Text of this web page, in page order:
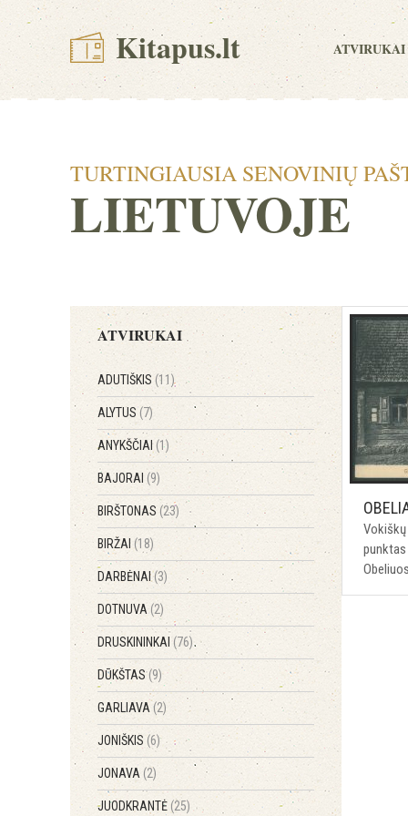
Kitapus.lt ATVIRUKAI
TURTINGIAUSIA SENOVINIŲ
LIETUVOJE
ATVIRUKAI
ADUTIŠKIS (11)
ALYTUS (7)
ANYKŠČIAI(1)
BAJORAI (9)
BIRŠTONAS (23)
BIRŽAI (18)
DARBĖNAI(3)
DOTNUVA (2)
DRUSKININKAI (76)
DŪKŠTAS(9)
GARLIAVA (2)
JONIŠKIS (6)
JONAVA (2)
JUODKRANTĖ (25)
punktas